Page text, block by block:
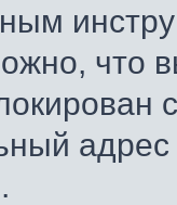
что
адрес